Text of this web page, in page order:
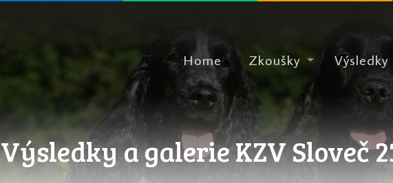
Home Zkoušky Výsledky
Výsledky a galerie KZV Sloveč